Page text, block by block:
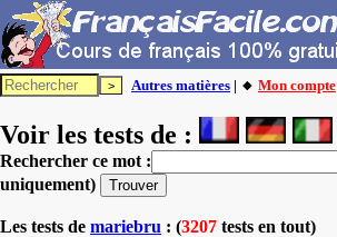
Autres matières | 🔸 Mon compte
Voir les tests de :
Rechercher ce mot :
uniquement)
Les tests de mariebru : (3207 tests en tout)